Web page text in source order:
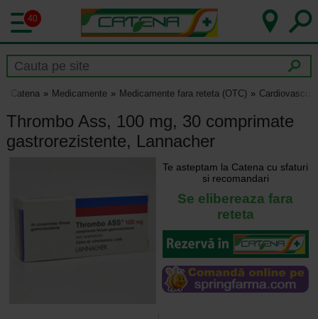
40
Catena Medicamente Medicamente fara reteta (OTC)
Thrombo Ass, 100 mg, 30 comprimate
gastrorezistente, Lannacher
Te asteptam la Catena cu sfaturi
si recomandari
Se elibereaza fara
reteta